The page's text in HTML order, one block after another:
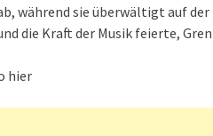
während sie überwältigt auf der
die Kraft der Musik feierte,
hier